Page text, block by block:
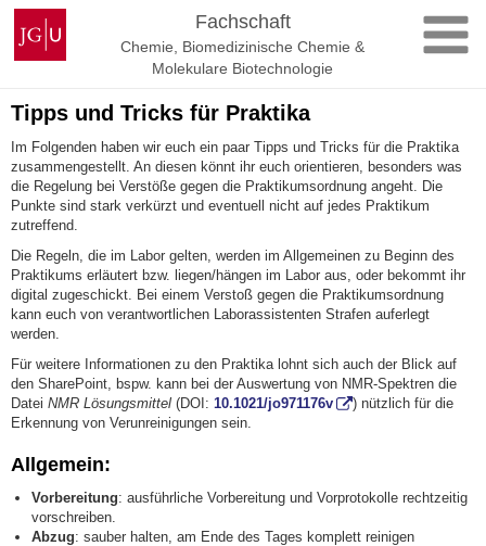
Zum
Inhalt
springen
Johannes
Gutenberg-
Universität
Fachschaft
Chemie, Biomedizinische Chemie &
Molekulare Biotechnologie
Tipps und Tricks für Praktika
Im Folgenden haben wir euch ein paar Tipps und Tricks für die Praktika
zusammengestellt. An diesen könnt ihr euch orientieren, besonders was
die Regelung bei Verstöße gegen die Praktikumsordnung angeht. Die
Punkte sind stark verkürzt und eventuell nicht auf jedes Praktikum
zutreffend.
Die Regeln, die im Labor gelten, werden im Allgemeinen zu Beginn des
Praktikums erläutert bzw. liegen/hängen im Labor aus, oder bekommt ihr
digital zugeschickt. Bei einem Verstoß gegen die Praktikumsordnung
kann euch von verantwortlichen Laborassistenten Strafen auferlegt
werden.
Für weitere Informationen zu den Praktika lohnt sich auch der Blick auf
den SharePoint, bspw. kann bei der Auswertung von NMR-Spektren die
Datei NMR Lösungsmittel (DOI: 10.1021/jo971176v
) nützlich für die
Erkennung von Verunreinigungen sein.
Allgemein:
Vorbereitung: ausführliche Vorbereitung und Vorprotokolle rechtzeitig
vorschreiben.
Abzug: sauber halten, am Ende des Tages komplett reinigen